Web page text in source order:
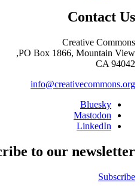
Contact Us
Creative Commons
PO Box 1866, Mountain View,
CA 94042
info@creativecommons.org
Bluesky
Mastodon
LinkedIn
to our newsletter
Subscribe